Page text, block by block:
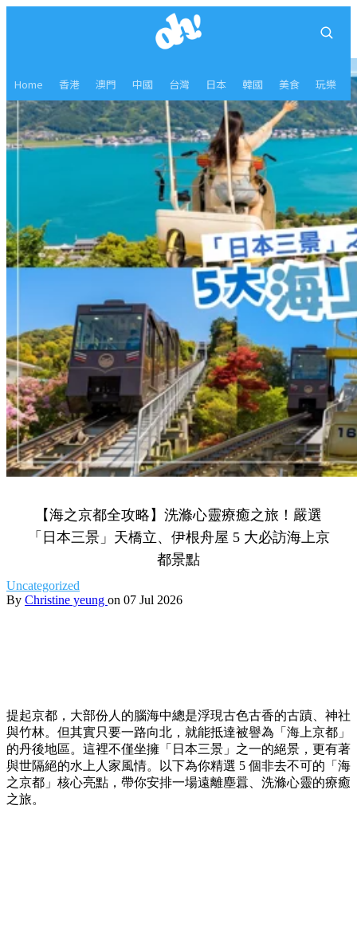
Home 香港 澳門 中國 台灣 日本 韓國 美食 玩樂
【海之京都全攻略】洗滌心靈療癒之旅！嚴選
「日本三景」天橋立、伊根舟屋 5 大必訪海上京
都景點
Uncategorized
By Christine yeung on 07 Jul 2026
提起京都，大部份人的腦海中總是浮現古色古香的古蹟、神社
與竹林。但其實只要一路向北，就能抵達被譽為「海上京都」
的丹後地區。這裡不僅坐擁「日本三景」之一的絕景，更有著
與世隔絕的水上人家風情。以下為你精選 5 個非去不可的「海
之京都」核心亮點，帶你安排一場遠離塵囂、洗滌心靈的療癒
之旅。